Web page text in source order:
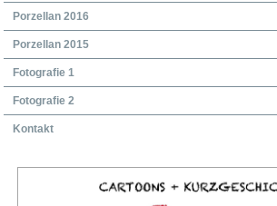
Porzellan 2016
Porzellan 2015
Fotografie 1
Fotografie 2
Kontakt